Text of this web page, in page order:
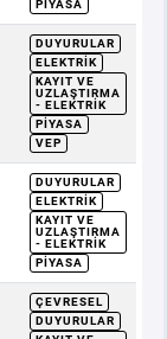
PIYASA
DUYURULAR
ELEKTRIK
KAYIT VE
UZLAŞTIRMA
- ELEKTRIK
PIYASA
VEP
DUYURULAR
ELEKTRIK
KAYIT VE
UZLAŞTIRMA
- ELEKTRIK
PIYASA
ÇEVRESEL
DUYURULAR